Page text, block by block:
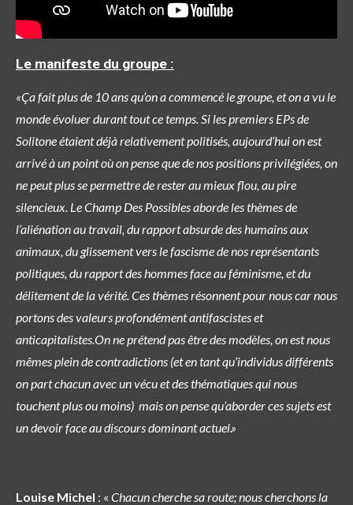
Le manifeste du groupe :
«Ça fait plus de 10 ans qu’on a commencé le groupe, et on a vu le
monde évoluer durant tout ce temps. Si les premiers EPs de
Solitone étaient déjà relativement politisés, aujourd’hui on est
arrivé à un point où on pense que de nos positions privilégiées, on
ne peut plus se permettre de rester au mieux flou, au pire
silencieux. Le Champ Des Possibles aborde les thèmes de
l’aliénation au travail, du rapport absurde des humains aux
animaux, du glissement vers le fascisme de nos représentants
politiques, du rapport des hommes face au féminisme, et du
délitement de la vérité. Ces thèmes résonnent pour nous car nous
portons des valeurs profondément antifascistes et
anticapitalistes.On ne prétend pas être des modèles, on est nous
mêmes plein de contradictions (et en tant qu’individus différents
on part chacun avec un vécu et des thématiques qui nous
touchent plus ou moins) mais on pense qu’aborder ces sujets est
un devoir face au discours dominant actuel.»
Louise Michel : « Chacun cherche sa route; nous cherchons la